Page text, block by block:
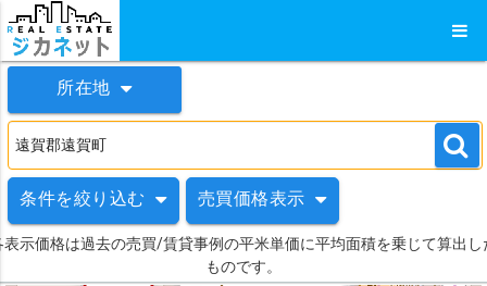
所在地
条件を絞り込む 売買価格表示
表示価格は過去の売買/賃貸事例の平米単価に平均面積を乗じて算出し
ものです。